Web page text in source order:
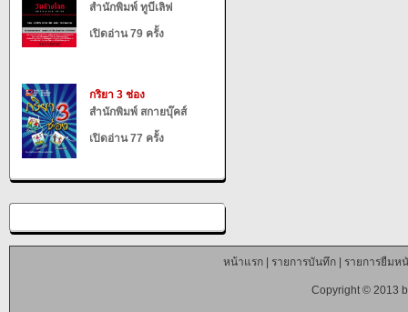
สำนักพิมพ์ ทูบีเลิฟ
เปิดอ่าน 79 ครั้ง
กริยา 3 ช่อง
สำนักพิมพ์ สกายบุ๊คส์
เปิดอ่าน 77 ครั้ง
หน้าแรก| รายการบันทึก| รายการยืมห
Copyright © 2013